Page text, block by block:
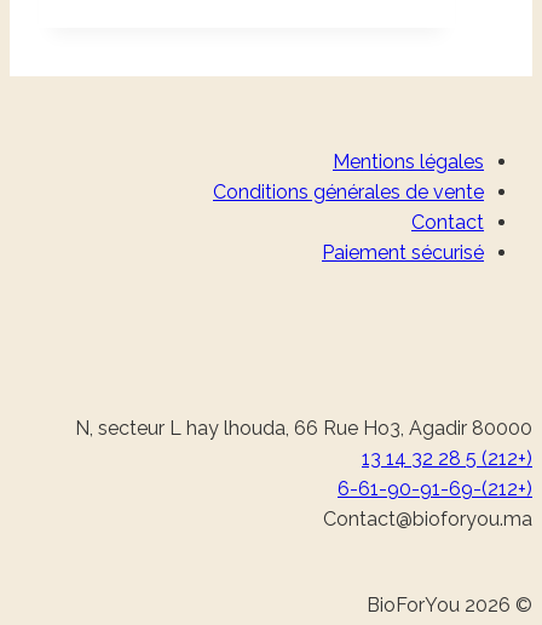
Mentions légales
Conditions générales de vente
Contact
Paiement sécurisé
N, secteur L hay lhouda, 66 Rue Ho3, Agadir 80000
(+212) 5 28 32 14 13
(+212)-6-61-90-91-69
am.uoyrofoib
@tcatnoC
© 2026 BioForYou